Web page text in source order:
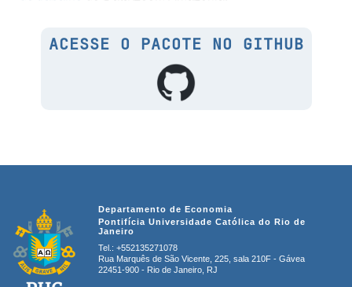
ACESSE O PACOTE NO GITHUB
Departamento de Economia
Pontifícia Universidade Católica do Rio de
Janeiro
Tel.: +552135271078
Rua Marquês de São Vicente, 225, sala 210F - Gávea
22451-900 - Rio de Janeiro, RJ